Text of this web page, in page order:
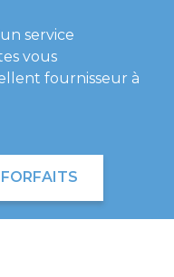
service
vous
fournisseur à